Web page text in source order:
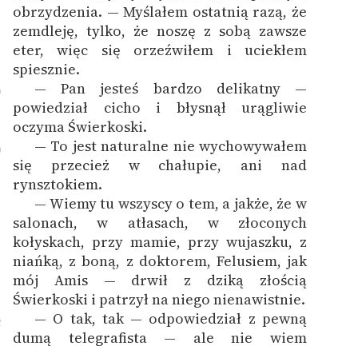
obrzydzenia. — Myślałem ostatnią razą, że
zemdleję, tylko, że noszę z sobą zawsze
eter, więc się orzeźwiłem i uciekłem
spiesznie.
— Pan jesteś bardzo delikatny —
powiedział cicho i błysnął urągliwie
oczyma Świerkoski.
— To jest naturalne nie wychowywałem
się przecież w chałupie, ani nad
rynsztokiem.
— Wiemy tu wszyscy o tem, a jakże, że w
salonach, w atłasach, w złoconych
kołyskach, przy mamie, przy wujaszku, z
niańką, z boną, z doktorem, Felusiem, jak
mój Amis — drwił z dziką złością
Świerkoski i patrzył na niego nienawistnie.
— O tak, tak — odpowiedział z pewną
dumą telegrafista — ale nie wiem